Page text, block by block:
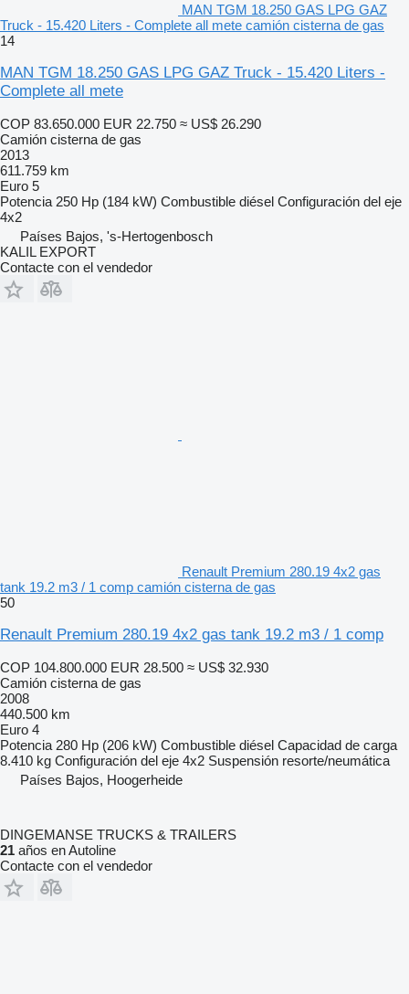
MAN TGM 18.250 GAS LPG GAZ
Truck - 15.420 Liters - Complete all mete camión cisterna de gas
14
MAN TGM 18.250 GAS LPG GAZ Truck - 15.420 Liters -
Complete all mete
COP 83.650.000 EUR 22.750 ≈ US$ 26.290
Camión cisterna de gas
2013
611.759 km
Euro 5
Potencia 250 Hp (184 kW) Combustible diésel Configuración del eje
4x2
Países Bajos, 's-Hertogenbosch
KALIL EXPORT
Contacte con el vendedor
Renault Premium 280.19 4x2 gas
tank 19.2 m3 / 1 comp camión cisterna de gas
50
Renault Premium 280.19 4x2 gas tank 19.2 m3 / 1 comp
COP 104.800.000 EUR 28.500 ≈ US$ 32.930
Camión cisterna de gas
2008
440.500 km
Euro 4
Potencia 280 Hp (206 kW) Combustible diésel Capacidad de carga
8.410 kg Configuración del eje 4x2 Suspensión resorte/neumática
Países Bajos, Hoogerheide
DINGEMANSE TRUCKS & TRAILERS
21 años en Autoline
Contacte con el vendedor